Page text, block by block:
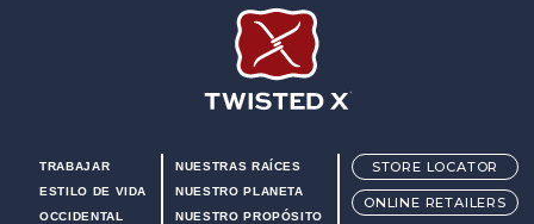
TRABAJAR
ESTILO DE VIDA
OCCIDENTAL
NUESTRAS RAÍCES
NUESTRO PLANETA
NUESTRO PROPÓSITO
STORE LOCATOR
ONLINE RETAILERS